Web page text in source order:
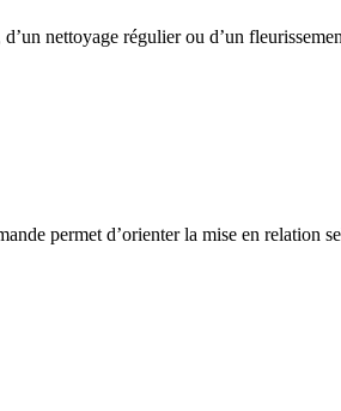
nettoyage régulier ou d’un
permet d’orienter la mise en relation